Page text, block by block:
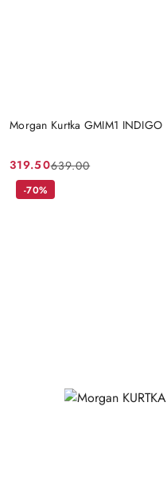
Morgan Kurtka GMIM1 INDIGO
Cena
promocyjna:
319.50
Cena
przed
639.00
-70%